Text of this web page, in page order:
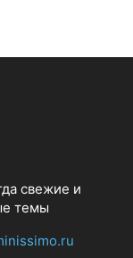
свежие и
темы